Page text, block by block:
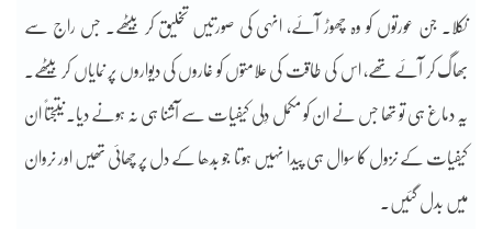
نکلا۔ جن عورتوں کو وہ چھوڑ آئے، انہی کی صورتیں تخلیق کر بیٹھے۔ جس راج سے
بھاگ کر آئے تھے، اس کی طاقت کی علامتوں کو غاروں کی دیواروں پر نمایاں کر بیٹھے۔
یہ دماغ ہی تو تھا جس نے ان کو مکمل دِلی کیفیات سے آشنا ہی نہ ہونے دیا۔ نتیجتاً ان
کیفیات کے نزول کا سوال ہی پیدا نہیں ہوتا جو بُدھا کے دل پر چھائی تھیں اور نروان
میں بدل گئیں۔